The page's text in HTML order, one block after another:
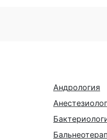
Андрология